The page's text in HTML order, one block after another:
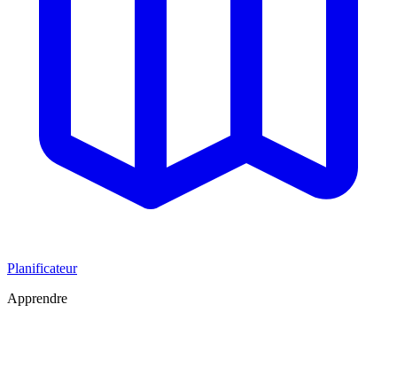
Planificateur
Apprendre